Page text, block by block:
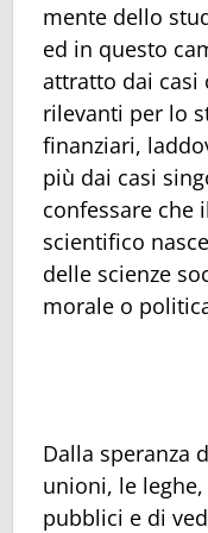
mente dello
ed in questo
attratto dai casi
rilevanti per lo
finanziari,
più dai casi
confessare che
scientifico
delle scienze
morale o
Dalla speranza
unioni, le
pubblici e di